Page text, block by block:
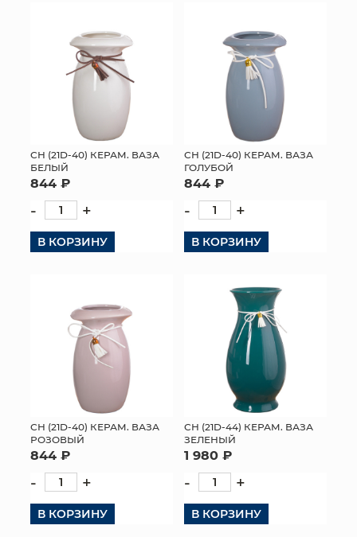
СН (21D-40) КЕРАМ. ВАЗА
БЕЛЫЙ
844 ₽
- +
В КОРЗИНУ
СН (21D-40) КЕРАМ. ВАЗА
ГОЛУБОЙ
844 ₽
- +
В КОРЗИНУ
СН (21D-40) КЕРАМ. ВАЗА
РОЗОВЫЙ
844 ₽
- +
В КОРЗИНУ
СН (21D-44) КЕРАМ. ВАЗА
ЗЕЛЕНЫЙ
1 980 ₽
- +
В КОРЗИНУ